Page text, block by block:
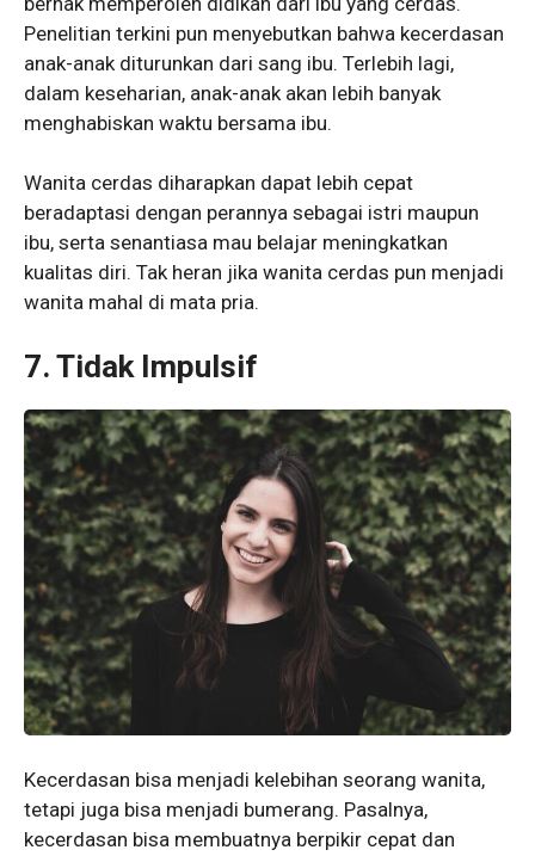
Penelitian terkini pun menyebutkan bahwa kecerdasan
anak-anak diturunkan dari sang ibu. Terlebih lagi,
dalam keseharian, anak-anak akan lebih banyak
menghabiskan waktu bersama ibu.
Wanita cerdas diharapkan dapat lebih cepat
beradaptasi dengan perannya sebagai istri maupun
ibu, serta senantiasa mau belajar meningkatkan
kualitas diri. Tak heran jika wanita cerdas pun menjadi
wanita mahal di mata pria.
7. Tidak Impulsif
Kecerdasan bisa menjadi kelebihan seorang wanita,
tetapi juga bisa menjadi bumerang. Pasalnya,
kecerdasan bisa membuatnya berpikir cepat dan